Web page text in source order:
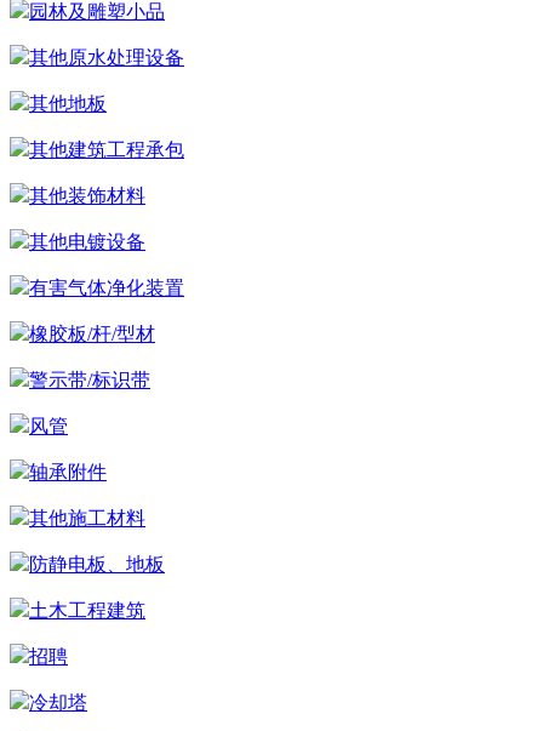
园林及雕塑小品
其他原水处理设备
其他地板
其他建筑工程承包
其他装饰材料
其他电镀设备
有害气体净化装置
橡胶板/杆/型材
警示带/标识带
风管
轴承附件
其他施工材料
防静电板、地板
土木工程建筑
招聘
冷却塔